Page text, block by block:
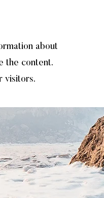
about
the content.
visitors.